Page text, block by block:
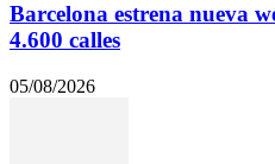
Barcelona estrena nueva
4.600 calles
05/08/2026